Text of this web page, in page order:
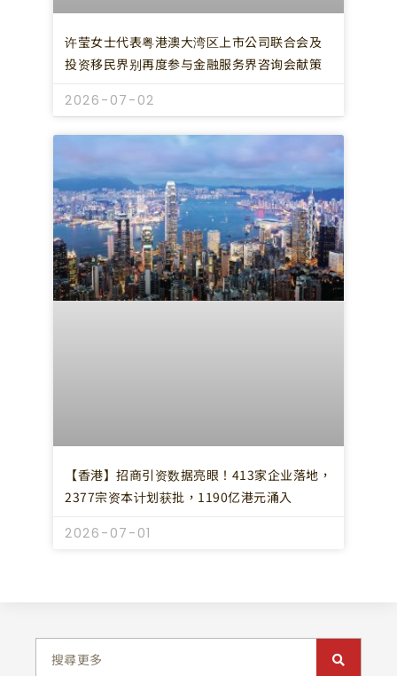
许莹女士代表粤港澳大湾区上市公司联合会及
投资移民界别再度参与金融服务界咨询会献策
2026-07-02
【香港】招商引资数据亮眼！413家企业落地，
2377宗资本计划获批，1190亿港元涌入
2026-07-01